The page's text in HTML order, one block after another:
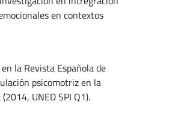
en contextos
la Revista Española de
psicomotriz en la
UNED SPI Q1).